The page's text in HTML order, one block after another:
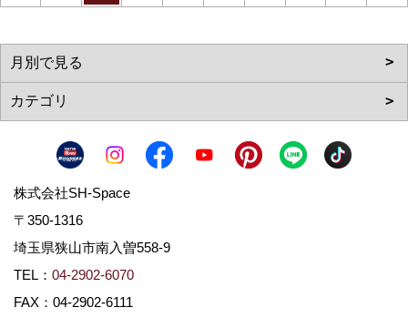
株式会社SH-Space
〒350-1316
埼玉県狭山市南入曽558-9
TEL： 04-2902-6070
FAX：04-2902-6111